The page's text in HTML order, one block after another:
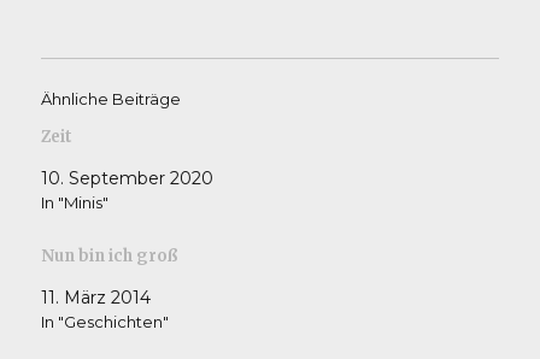
Ähnliche Beiträge
Zeit
10. September 2020
In "Minis"
Nun bin ich groß
11. März 2014
In "Geschichten"